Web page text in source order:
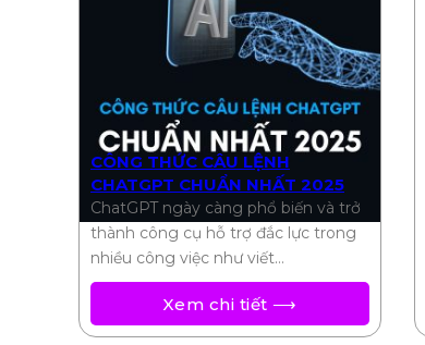
CÔNG THỨC CÂU LỆNH
CHATGPT CHUẨN NHẤT 2025
ChatGPT ngày càng phổ biến và trở
thành công cụ hỗ trợ đắc lực trong
nhiều công việc như viết…
Xem chi tiết ⟶